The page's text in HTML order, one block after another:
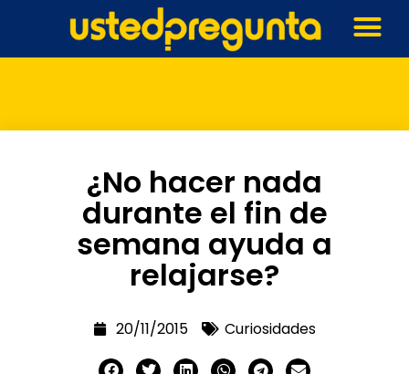
¿No hacer nada
durante el fin de
semana ayuda a
relajarse?
20/11/2015 Curiosidades